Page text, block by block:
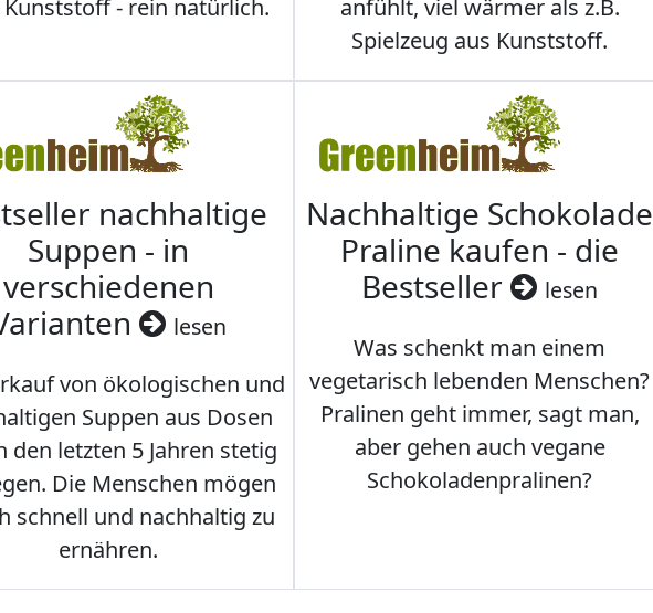
- rein natürlich.
anfühlt, viel wärmer als z.B.
Spielzeug aus Kunststoff.
nachhaltige
Suppen - in
verschiedenen
lesen
von ökologischen und
Suppen aus Dosen
den letzten 5 Jahren stetig
Die Menschen mögen
schnell und nachhaltig zu
ernähren.
Nachhaltige Schokolade
Praline kaufen - die
Bestseller
lesen
Was schenkt man einem
vegetarisch lebenden Menschen?
Pralinen geht immer, sagt man,
aber gehen auch vegane
Schokoladenpralinen?